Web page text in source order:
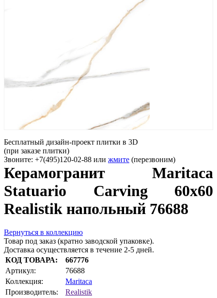
Бесплатный дизайн-проект плитки в 3D
(при заказе плитки)
Звоните: +7(495)120-02-88 или жмите (перезвоним)
Керамогранит Maritaca
Statuario Carving 60x60
Realistik напольный 76688
Вернуться в коллекцию
Товар под заказ (кратно заводской упаковке).
Доставка осуществляется в течение 2-5 дней.
КОД ТОВАРА:
667776
Артикул:
76688
Коллекция:
Maritaca
Производитель:
Realistik